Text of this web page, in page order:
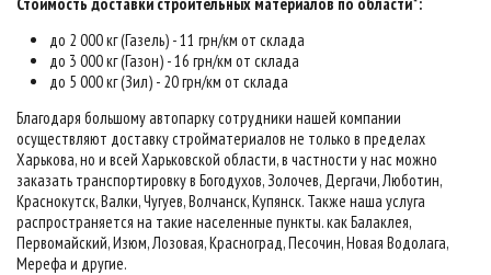
до 2 000 кг (Газель) - 11 грн/км от склада
до 3 000 кг (Газон) - 16 грн/км от склада
до 5 000 кг (Зил) - 20 грн/км от склада
Благодаря большому автопарку сотрудники нашей компании
осуществляют доставку стройматериалов не только в пределах
Харькова, но и всей Харьковской области, в частности у нас можно
заказать транспортировку в Богодухов, Золочев, Дергачи, Люботин,
Краснокутск, Валки, Чугуев, Волчанск, Купянск. Также наша услуга
распространяется на такие населенные пункты. как Балаклея,
Первомайский, Изюм, Лозовая, Красноград, Песочин, Новая Водолага,
Мерефа и другие.